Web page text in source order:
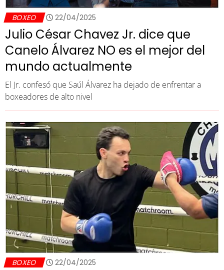
BOXEO 22/04/2025
Julio César Chavez Jr. dice que
Canelo Álvarez NO es el mejor del
mundo actualmente
El Jr. confesó que Saúl Álvarez ha dejado de enfrentar a
boxeadores de alto nivel
BOXEO 22/04/2025